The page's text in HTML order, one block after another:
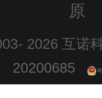
原
2026 互诺
20200685